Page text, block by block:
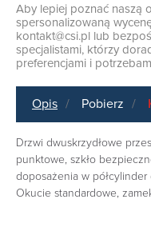
Aby lepiej poznać naszą
spersonalizowaną
kontakt@csi.pl lub
specjalistami, którzy
preferencjami i
Opis Pobierz
Drzwi dwuskrzydłowe
punktowe, szkło
doposażenia w
Okucie standardowe,